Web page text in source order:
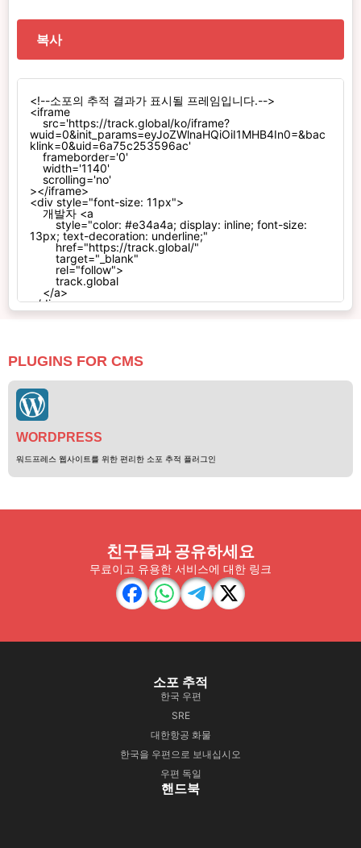
복사
PLUGINS FOR CMS
WORDPRESS
워드프레스 웹사이트를 위한 편리한 소포 추적 플러그인
친구들과 공유하세요
무료이고 유용한 서비스에 대한 링크
소포 추적
한국 우편
SRE
대한항공 화물
한국을 우편으로 보내십시오
우편 독일
핸드북